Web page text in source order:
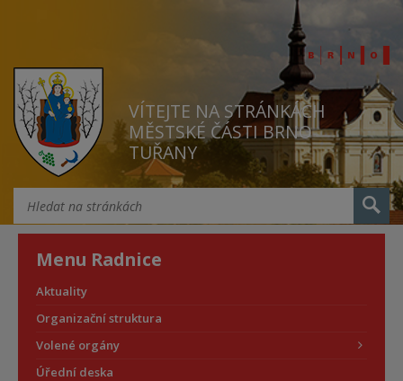
VÍTEJTE NA STRÁNKÁCH
MĚSTSKÉ ČÁSTI BRNO
TUŘANY
Menu Radnice
Aktuality
Organizační struktura
Volené orgány
Úřední deska